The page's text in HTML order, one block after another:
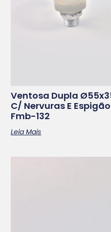
Ventosa Dupla
C/ Nervuras E
Fmb-132
Leia Mais